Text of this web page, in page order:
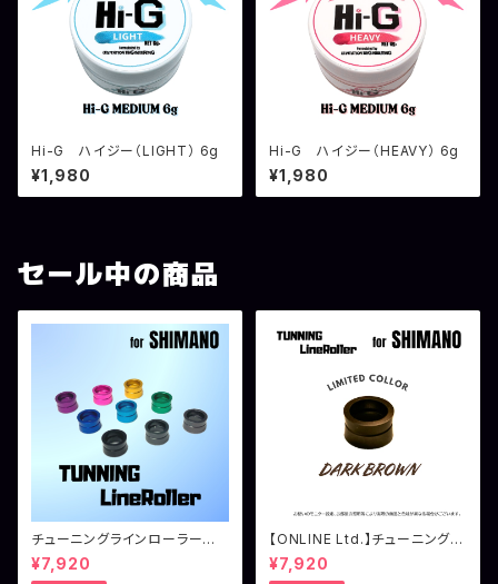
Hi-G ハイジー（LIGHT） 6g
¥1,980
Hi-G ハイジー（HEAVY） 6g
¥1,980
セール中の商品
チューニングラインローラー
シマノ用
¥7,920
【ONLINE Ltd.】チューニングラ
インローラー シマノ用 ダーク
ブラウン
¥7,920